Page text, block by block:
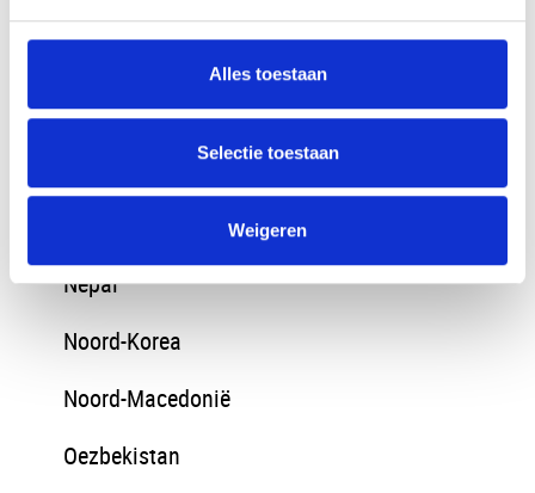
Alles toestaan
Selectie toestaan
Weigeren
Moldavië
Nepal
Noord-Korea
Noord-Macedonië
Oezbekistan